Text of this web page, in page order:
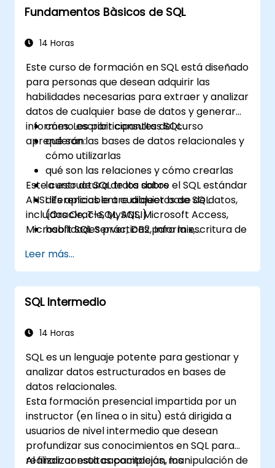
Fundamentos Bàsicos de SQL
14 Horas
Este curso de formación en SQL está diseñado
para personas que desean adquirir las
habilidades necesarias para extraer y analizar
datos de cualquier base de datos y generar
informes. Los participantes del curso
aprenderán:
cómo escribir consultas SQL
qué son las bases de datos relacionales y
cómo utilizarlas
qué son las relaciones y cómo crearlas
la estructura de los datos
diferencias entre dialectos de SQL
(Oracle, T-SQL, ANSI)
habilidades prácticas para la escritura de
Este curso de SQL trata sobre el SQL estándar
ANSI. Es aplicable a cualquier base de datos,
incluidas Oracle, MySQL, Microsoft Access,
Microsoft SQL Server, DB2, Informix,
relacionales.
Leer más...
SQL Intermedio
14 Horas
SQL es un lenguaje potente para gestionar y
analizar datos estructurados en bases de
datos relacionales.
Esta formación presencial impartida por un
instructor (en línea o in situ) está dirigida a
usuarios de nivel intermedio que desean
profundizar sus conocimientos en SQL para
realizar consultas complejas, manipulación de
Al finalizar esta capacitación, los